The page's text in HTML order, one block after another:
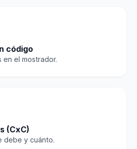
código
en el mostrador.
(CxC)
debe y cuánto.